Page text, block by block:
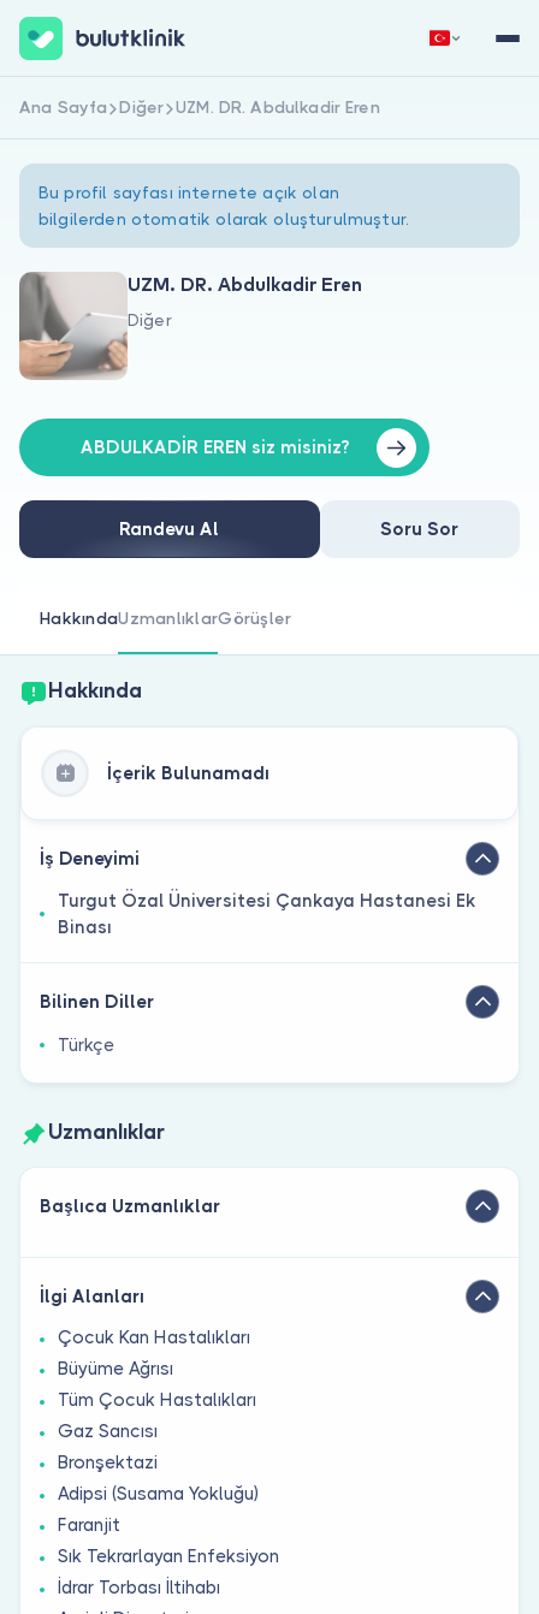
Hakkımızda
Doktorlar için
Doktor musunuz?
Hemen Kaydol Giriş Yap
Ana Sayfa Diğer UZM. DR. Abdulkadir Eren
Bu profil sayfası internete açık olan
bilgilerden otomatik olarak oluşturulmuştur.
UZM. DR. Abdulkadir Eren
Diğer
ABDULKADİR EREN siz misiniz?
Randevu Al Soru Sor
HakkındaUzmanlıklarGörüşler
Hakkında
İçerik Bulunamadı
İş Deneyimi
Turgut Özal Üniversitesi Çankaya Hastanesi Ek
Binası
Bilinen Diller
Türkçe
Uzmanlıklar
Başlıca Uzmanlıklar
İlgi Alanları
Çocuk Kan Hastalıkları
Büyüme Ağrısı
Tüm Çocuk Hastalıkları
Gaz Sancısı
Bronşektazi
Adipsi (Susama Yokluğu)
Faranjit
Sık Tekrarlayan Enfeksiyon
İdrar Torbası İltihabı